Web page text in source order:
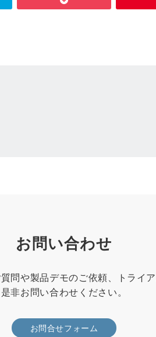
お問い合わせ
問や製品デモのご依頼、トライ
是非お問い合わせください。
お問合せフォーム